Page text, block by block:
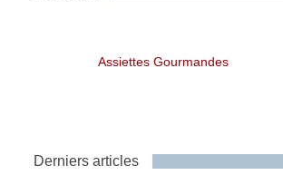
Assiettes Gourmandes
Derniers articles